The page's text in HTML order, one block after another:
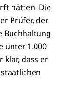
hätten. Die
Prüfer, der
Buchhaltung
unter 1.000
klar, dass er